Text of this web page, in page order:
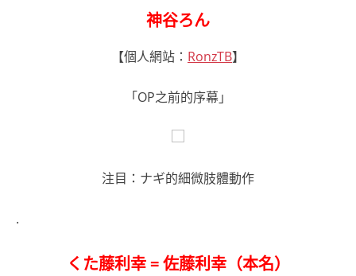
神谷ろん
【個人網站： RonzTB】
「OP之前的序幕」
注目：ナギ的細微肢體動作
.
くた藤利幸 = 佐藤利幸（本名）